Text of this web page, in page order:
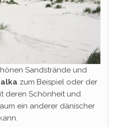
Sandstrände und
zum Beispiel oder der
deren Schönheit und
ein anderer dänischer